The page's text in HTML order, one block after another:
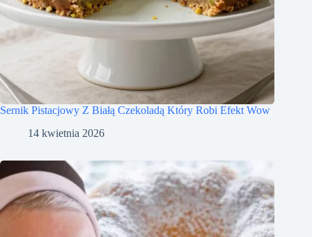
Sernik Pistacjowy Z Białą Czekoladą Który Robi Efekt Wow
14 kwietnia 2026